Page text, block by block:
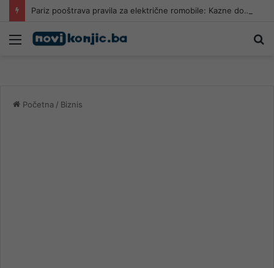
Pariz pooštrava pravila za električne romobile: Kazne do 135 eura
Meni
Početna / Biznis